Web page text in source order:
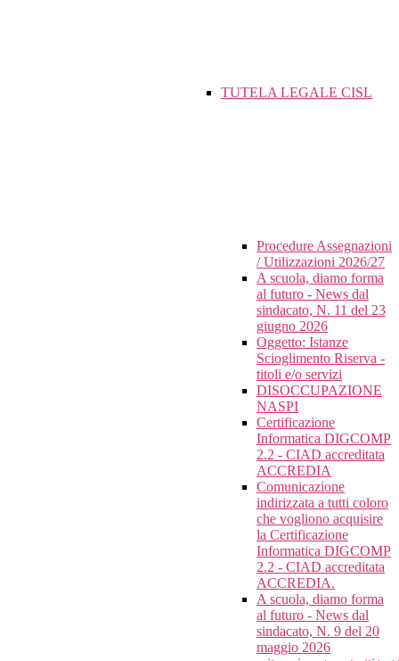
TUTELA LEGALE CISL
Procedure Assegnazioni
/ Utilizzazioni 2026/27
A scuola, diamo forma
al futuro - News dal
sindacato, N. 11 del 23
giugno 2026
Oggetto: Istanze
Scioglimento Riserva -
titoli e/o servizi
DISOCCUPAZIONE
NASPI
Certificazione
Informatica DIGCOMP
2.2 - CIAD accreditata
ACCREDIA
Comunicazione
indirizzata a tutti coloro
che vogliono acquisire
la Certificazione
Informatica DIGCOMP
2.2 - CIAD accreditata
ACCREDIA.
A scuola, diamo forma
al futuro - News dal
sindacato, N. 9 del 20
maggio 2026